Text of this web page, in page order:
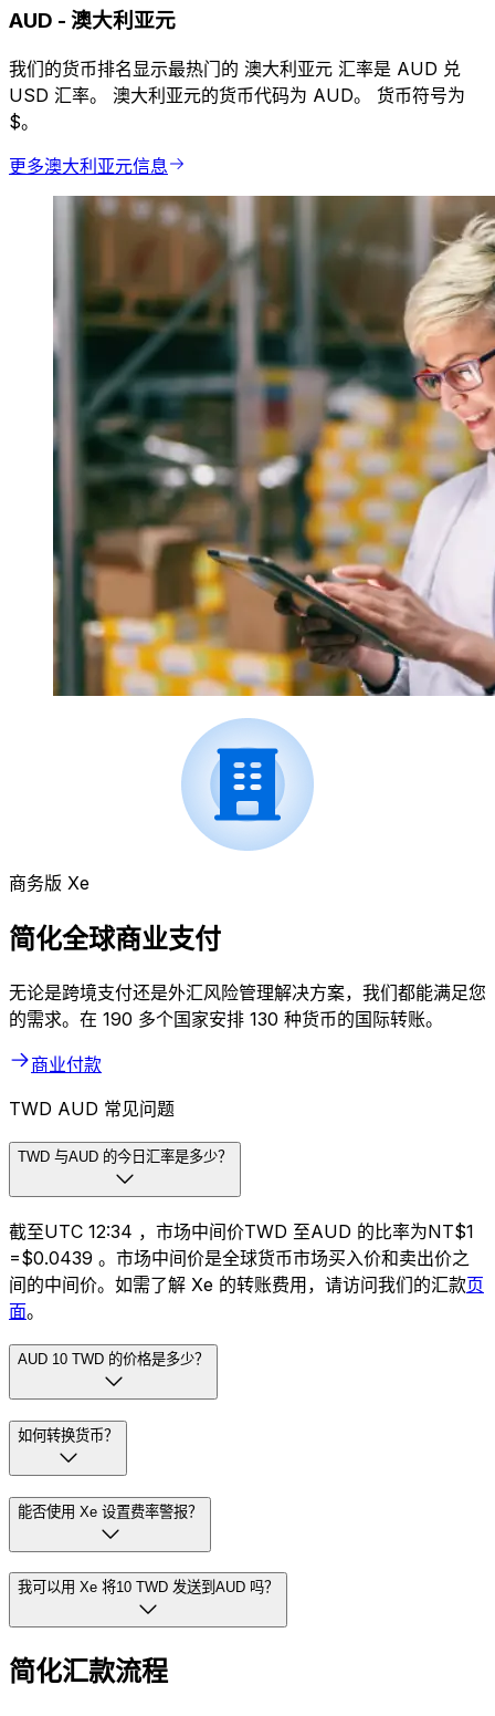
AUD - 澳大利亚元
我们的货币排名显示最热门的 澳大利亚元 汇率是 AUD 兑
USD 汇率。 澳大利亚元的货币代码为 AUD。 货币符号为
$。
更多澳大利亚元信息
商务版 Xe
简化全球商业支付
无论是跨境支付还是外汇风险管理解决方案，我们都能满足您
的需求。在 190 多个国家安排 130 种货币的国际转账。
商业付款
TWD AUD 常见问题
TWD 与AUD 的今日汇率是多少？
截至UTC 12:34 ，市场中间价TWD 至AUD 的比率为NT$1
=$0.0439 。市场中间价是全球货币市场买入价和卖出价之
间的中间价。如需了解 Xe 的转账费用，请访问我们的汇款页
面。
AUD 10 TWD 的价格是多少？
如何转换货币？
能否使用 Xe 设置费率警报？
我可以用 Xe 将10 TWD 发送到AUD 吗？
简化汇款流程